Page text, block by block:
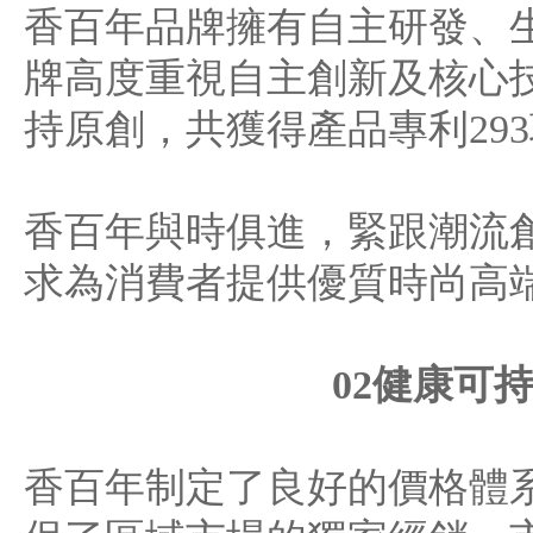
香百年品牌擁有自主研發、
牌高度重視自主創新及核心
持原創，共獲得產品專利
香百年與時俱進，緊跟潮流
求為消費者提供優質時尚高
02健康可
香百年制定了良好的價格體